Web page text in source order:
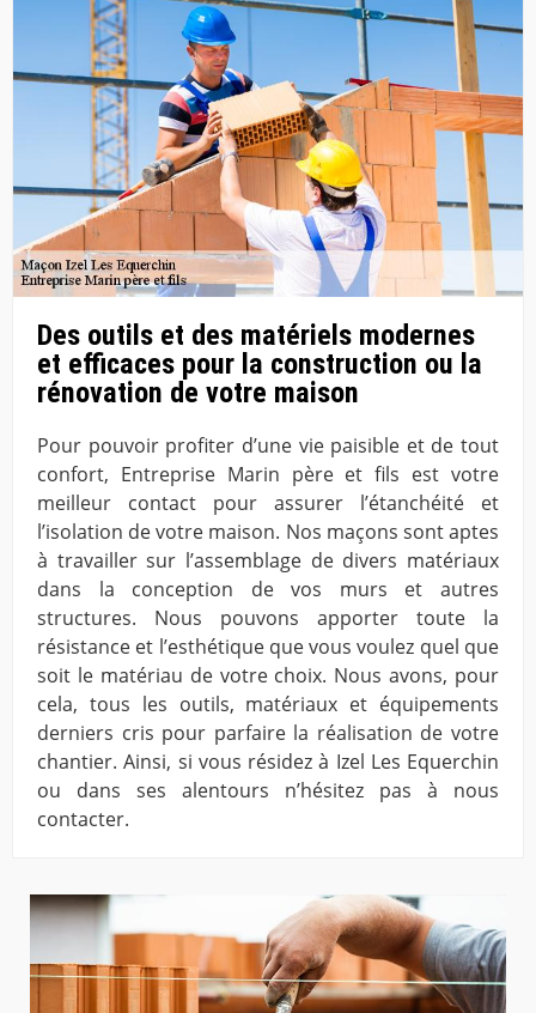
Des outils et des matériels modernes
et efficaces pour la construction ou la
rénovation de votre maison
Pour pouvoir profiter d’une vie paisible et de tout
confort, Entreprise Marin père et fils est votre
meilleur contact pour assurer l’étanchéité et
l’isolation de votre maison. Nos maçons sont aptes
à travailler sur l’assemblage de divers matériaux
dans la conception de vos murs et autres
structures. Nous pouvons apporter toute la
résistance et l’esthétique que vous voulez quel que
soit le matériau de votre choix. Nous avons, pour
cela, tous les outils, matériaux et équipements
derniers cris pour parfaire la réalisation de votre
chantier. Ainsi, si vous résidez à Izel Les Equerchin
ou dans ses alentours n’hésitez pas à nous
contacter.